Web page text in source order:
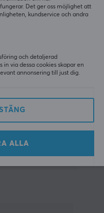
mindre.
Det ger oss möjlighet att
kundservice och andra
och detaljerad
in via dessa cookies skapar en
annonsering till just dig.
ALLA